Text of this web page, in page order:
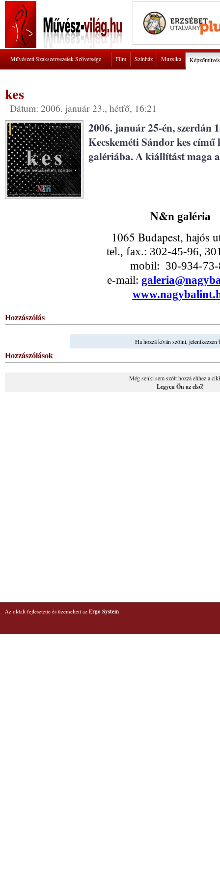
Művészeti Szakszervezetek Szövetsége Film Színház Muzsika
kes
Dátum: 2006. január 23., hétfő, 16:21
2006. január 25-én, szerdán
Kecskeméti Sándor kes
galériába. A kiállítást maga
N&n galéria
1065 Budapest, hajós
tel., fax.: 302-45-96,
mobil: 30-934-
e-mail:
Hozzászólás
Ha hozzá kíván szólni, jelentkezzen
Hozzászólások
Még senki sem szólt hozzá ehhez a
Legyen Ön az első!
Az oldalt fejlesztette és üzemelteti az Ergo System